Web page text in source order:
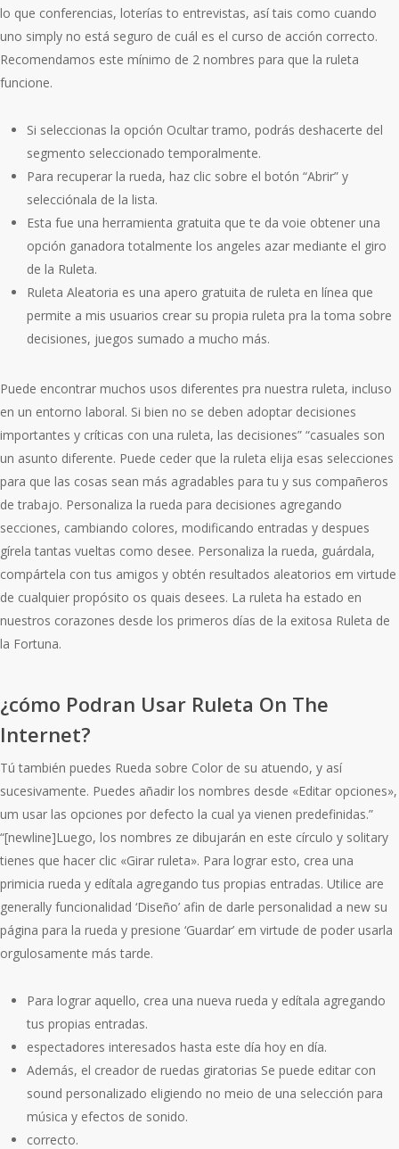
lo que conferencias, loterías to entrevistas, así tais como cuando
uno simply no está seguro de cuál es el curso de acción correcto.
Recomendamos este mínimo de 2 nombres para que la ruleta
funcione.
Si seleccionas la opción Ocultar tramo, podrás deshacerte del
segmento seleccionado temporalmente.
Para recuperar la rueda, haz clic sobre el botón “Abrir” y
selecciónala de la lista.
Esta fue una herramienta gratuita que te da voie obtener una
opción ganadora totalmente los angeles azar mediante el giro
de la Ruleta.
Ruleta Aleatoria es una apero gratuita de ruleta en línea que
permite a mis usuarios crear su propia ruleta pra la toma sobre
decisiones, juegos sumado a mucho más.
Puede encontrar muchos usos diferentes pra nuestra ruleta, incluso
en un entorno laboral. Si bien no se deben adoptar decisiones
importantes y críticas con una ruleta, las decisiones” “casuales son
un asunto diferente. Puede ceder que la ruleta elija esas selecciones
para que las cosas sean más agradables para tu y sus compañeros
de trabajo. Personaliza la rueda para decisiones agregando
secciones, cambiando colores, modificando entradas y despues
gírela tantas vueltas como desee. Personaliza la rueda, guárdala,
compártela con tus amigos y obtén resultados aleatorios em virtude
de cualquier propósito os quais desees. La ruleta ha estado en
nuestros corazones desde los primeros días de la exitosa Ruleta de
la Fortuna.
¿cómo Podran Usar Ruleta On The
Internet?
Tú también puedes Rueda sobre Color de su atuendo, y así
sucesivamente. Puedes añadir los nombres desde «Editar opciones»,
um usar las opciones por defecto la cual ya vienen predefinidas.”
“[newline]Luego, los nombres ze dibujarán en este círculo y solitary
tienes que hacer clic «Girar ruleta». Para lograr esto, crea una
primicia rueda y edítala agregando tus propias entradas. Utilice are
generally funcionalidad ‘Diseño’ afin de darle personalidad a new su
página para la rueda y presione ‘Guardar’ em virtude de poder usarla
orgulosamente más tarde.
Para lograr aquello, crea una nueva rueda y edítala agregando
tus propias entradas.
espectadores interesados hasta este día hoy en día.
Además, el creador de ruedas giratorias Se puede editar con
sound personalizado eligiendo no meio de una selección para
música y efectos de sonido.
correcto.